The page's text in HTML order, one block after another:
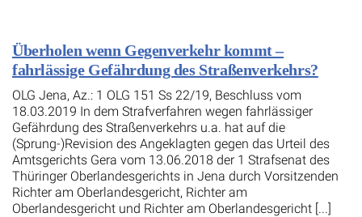
Überholen wenn Gegenverkehr kommt –
fahrlässige Gefährdung des Straßenverkehrs?
OLG Jena, Az.: 1 OLG 151 Ss 22/19, Beschluss vom
18.03.2019 In dem Strafverfahren wegen fahrlässiger
Gefährdung des Straßenverkehrs u.a. hat auf die
(Sprung-)Revision des Angeklagten gegen das Urteil des
Amtsgerichts Gera vom 13.06.2018 der 1 Strafsenat des
Thüringer Oberlandesgerichts in Jena durch Vorsitzenden
Richter am Oberlandesgericht, Richter am
Oberlandesgericht und Richter am Oberlandesgericht [...]